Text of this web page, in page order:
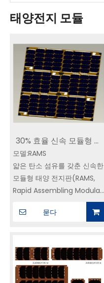
태양전지 모듈
30% 효율 신속 모듈형 태
양광 패널 YIM 위성 전력
시스템 공급업체
모델:RAMS
얇은 탄소 섬유를 갖춘 신속한
모듈형 태양 전지판(RAMS,
Rapid Assembling Modular
Solar-panle) - 모듈 구조의
알루미늄 허니컴 보드, 탄소 섬
프레임 조립을 통해 태양광 패
널을 달성할 수 있습니다. 신속
한 조립 및 통합이 가능하며
묻다